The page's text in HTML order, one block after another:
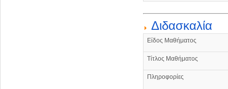
Διδασκαλία
Είδος Μαθήματος
Τίτλος Μαθήματος
Πληροφορίες